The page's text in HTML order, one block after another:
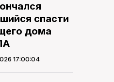
спасти
дома
17:00:04